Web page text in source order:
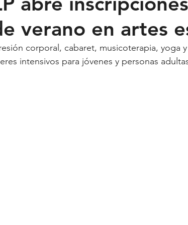
Pequeño País Fusión Juega
Roo SLP Salud UASLP
verano en artes
corporal, cabaret, musicoterapia, yoga
intensivos para jóvenes y personas